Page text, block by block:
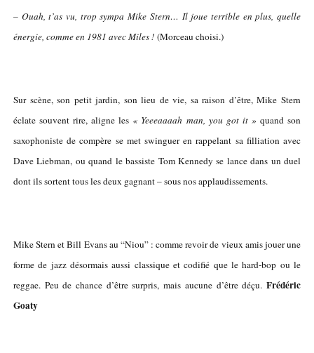
– Ouah, t’as vu, trop sympa Mike Stern… Il joue terrible en plus, quelle
énergie, comme en 1981 avec Miles ! (Morceau choisi.)
Sur scène, son petit jardin, son lieu de vie, sa raison d’être, Mike Stern
éclate souvent rire, aligne les « Yeeeaaaah man, you got it » quand son
saxophoniste de compère se met swinguer en rappelant sa filliation avec
Dave Liebman, ou quand le bassiste Tom Kennedy se lance dans un duel
dont ils sortent tous les deux gagnant – sous nos applaudissements.
Mike Stern et Bill Evans au “Niou” : comme revoir de vieux amis jouer une
forme de jazz désormais aussi classique et codifié que le hard-bop ou le
reggae. Peu de chance d’être surpris, mais aucune d’être déçu. Frédéric
Goaty